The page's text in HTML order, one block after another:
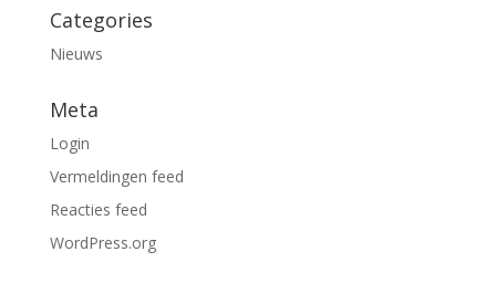
Categories
Nieuws
Meta
Login
Vermeldingen feed
Reacties feed
WordPress.org